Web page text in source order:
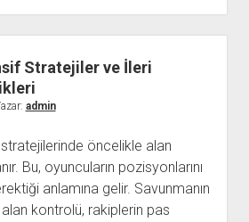
Alırken
Çeşit
ve
Renk
Seçimi
Stratejiler ve İleri
admin
öncelikle alan
Bu, oyuncuların pozisyonlarını
anlamına gelir. Savunmanın
kontrolü, rakiplerin pas